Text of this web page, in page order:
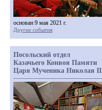
основан 9 мая 2021 г.
Другие события
Посольский отдел
Казачьего Конвоя Памяти
Царя Мученика Николая II